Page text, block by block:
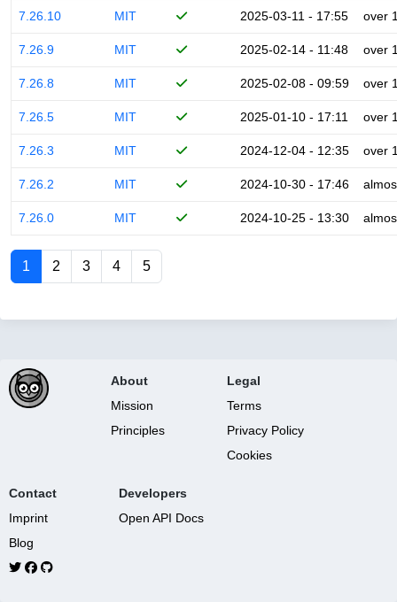
7.26.10 MIT 2025-03-11 - 17:55 over
7.26.9 MIT 2025-02-14 - 11:48 over
7.26.8 MIT 2025-02-08 - 09:59 over
7.26.5 MIT 2025-01-10 - 17:11 over
7.26.3 MIT 2024-12-04 - 12:35 over
7.26.2 MIT 2024-10-30 - 17:46
7.26.0 MIT 2024-10-25 - 13:30
1 2 3 4 5
About
Mission
Principles
Legal
Terms
Privacy Policy
Cookies
Contact
Imprint
Blog
Developers
Open API Docs